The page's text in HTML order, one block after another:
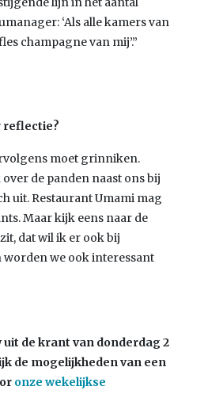
‘Als alle kamers van
champagne van mij’.”
reflectie?
moet grinniken.
de panden naast ons bij
uit. Restaurant Umami mag
Maar kijk eens naar de
dat wil ik er ook bij
worden we ook interessant
de krant van donderdag 2
de mogelijkheden van een
onze wekelijkse